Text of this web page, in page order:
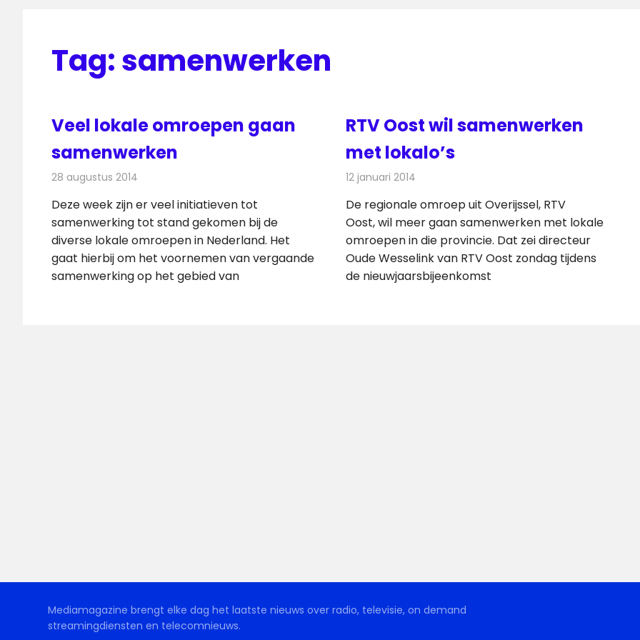
Tag:samenwerken
Veel lokale omroepen gaan
samenwerken
28 augustus 2014
Deze week zijn er veel initiatieven tot
samenwerking tot stand gekomen bij de
diverse lokale omroepen in Nederland. Het
gaat hierbij om het voornemen van vergaande
samenwerking op het gebied van
RTV Oost wil samenwerken
met lokalo’s
12 januari 2014
De regionale omroep uit Overijssel, RTV
Oost, wil meer gaan samenwerken met lokale
omroepen in die provincie. Dat zei directeur
Oude Wesselink van RTV Oost zondag tijdens
de nieuwjaarsbijeenkomst
Mediamagazine brengt elke dag het laatste nieuws over radio, televisie, on demand
streamingdiensten en telecomnieuws.